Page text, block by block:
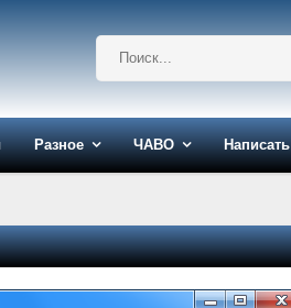
Разное ЧАВО Написать